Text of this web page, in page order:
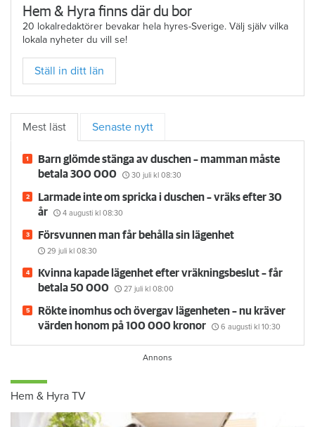
Hem & Hyra finns där du bor
20 lokalredaktörer bevakar hela hyres-Sverige. Välj själv vilka
lokala nyheter du vill se!
Ställ in ditt län
Mest läst Senaste nytt
Barn glömde stänga av duschen – mamman måste
betala 300 000
30 juli kl 08:30
Larmade inte om spricka i duschen – vräks efter 30
år
4 augusti kl 08:30
Försvunnen man får behålla sin lägenhet
29 juli kl 08:30
Kvinna kapade lägenhet efter vräkningsbeslut – får
betala 50 000
27 juli kl 08:00
Rökte inomhus och övergav lägenheten – nu kräver
värden honom på 100 000 kronor
6 augusti kl 10:30
Hem & Hyra TV